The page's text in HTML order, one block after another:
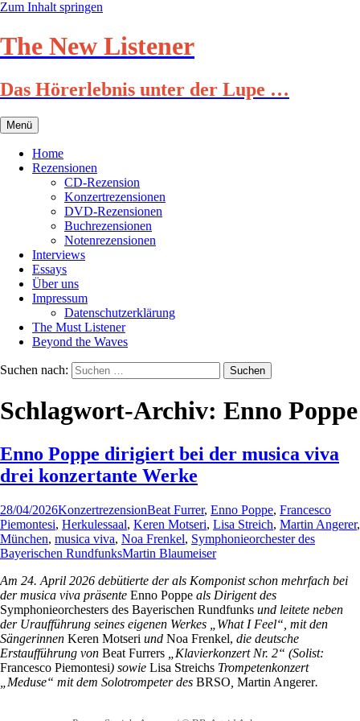
Zum Inhalt springen
The New Listener
Das Hörerlebnis unter der Lupe …
Menü
Home
Rezensionen
CD-Rezension
Konzertrezensionen
DVD-Rezensionen
Buchrezensionen
Notenrezensionen
Interviews
Essays
Über uns
Impressum
Datenschutzerklärung
The Must Listener
Beyond the Waves
Suchen nach:
Schlagwort-Archiv: Enno Poppe
Enno Poppe dirigiert bei der musica viva
drei konzertante Werke
28/04/2026KonzertrezensionBeat Furrer, Enno Poppe, Francesco
Piemontesi, Herkulessaal, Keren Motseri, Lisa Streich, Martin Angerer,
München, musica viva, Noa Frenkel, Symphonieorchester des
Bayerischen RundfunksMartin Blaumeiser
Am 24. April 2026 debütierte der als Komponist schon mehrfach bei
der musica viva präsente Enno Poppe als Dirigent des
Symphonieorchesters des Bayerischen Rundfunks und leitete neben
der Uraufführung seines eigenen Werkes „What I Feel“, mit den
Sängerinnen Keren Motseri und Noa Frenkel, die deutsche
Erstaufführung von Beat Furrers „Klavierkonzert Nr. 2“ (Solist:
Francesco Piemontesi) sowie Lisa Streichs Trompetenkonzert
„Meduse“ mit dem Solotrompeter des BRSO Martin Angerer.